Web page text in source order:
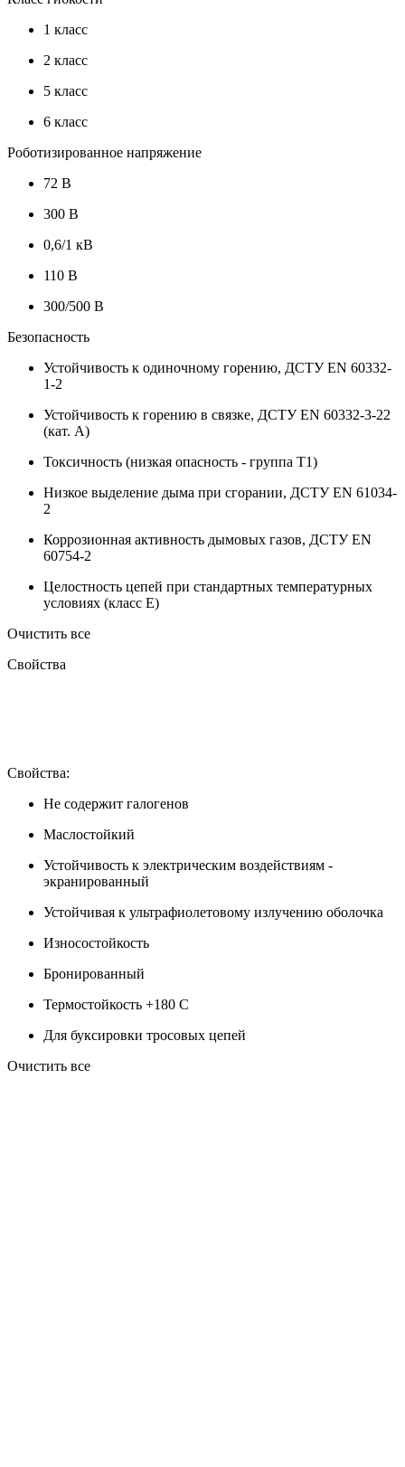
1 класс
2 класс
5 класс
6 класс
Роботизированное напряжение
72 В
300 В
0,6/1 кВ
110 В
300/500 В
Безопасность
Устойчивость к одиночному горению, ДСТУ EN 60332-
1-2
Устойчивость к горению в связке, ДСТУ EN 60332-3-22
(кат. A)
Токсичность (низкая опасность - группа T1)
Низкое выделение дыма при сгорании, ДСТУ EN 61034-
2
Коррозионная активность дымовых газов, ДСТУ EN
60754-2
Целостность цепей при стандартных температурных
условиях (класс E)
Очистить все
Свойства
Свойства:
Не содержит галогенов
Маслостойкий
Устойчивость к электрическим воздействиям -
экранированный
Устойчивая к ультрафиолетовому излучению оболочка
Износостойкость
Бронированный
Термостойкость +180 C
Для буксировки тросовых цепей
Очистить все